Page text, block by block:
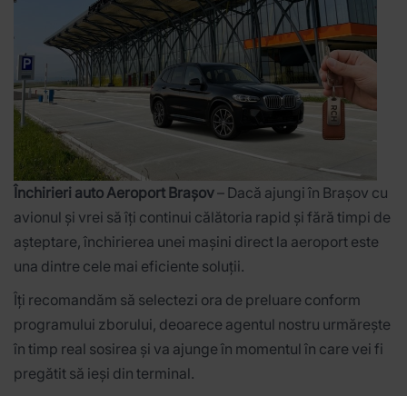
Închirieri auto Aeroport Brașov– Dacă ajungi în Brașov cu
avionul și vrei să îți continui călătoria rapid și fără timpi de
așteptare, închirierea unei mașini direct la aeroport este
una dintre cele mai eficiente soluții.
Îți recomandăm să selectezi ora de preluare conform
programului zborului, deoarece agentul nostru urmărește
în timp real sosirea și va ajunge în momentul în care vei fi
pregătit să ieși din terminal.